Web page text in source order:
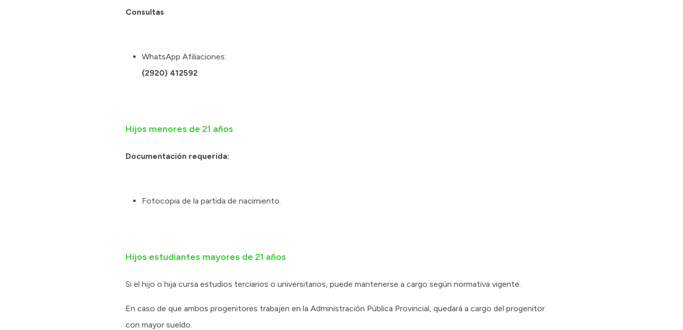
Consultas
WhatsApp Afiliaciones:
(2920) 412592
Hijos menores de 21 años
Documentación requerida:
Fotocopia de la partida de nacimiento.
Hijos estudiantes mayores de 21 años
Si el hijo o hija cursa estudios terciarios o universitarios, puede mantenerse a cargo según normativa vigente.
En caso de que ambos progenitores trabajen en la Administración Pública Provincial, quedará a cargo del progenitor
con mayor sueldo.